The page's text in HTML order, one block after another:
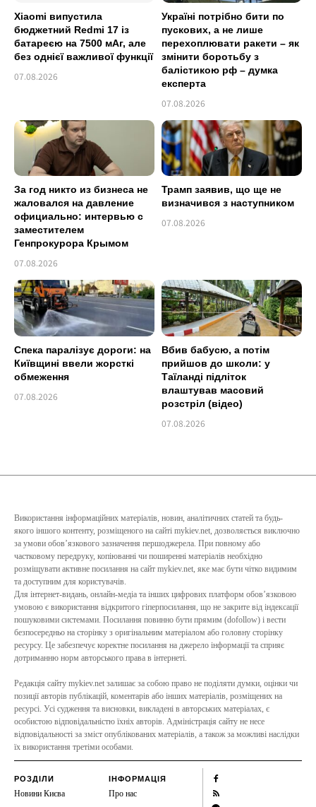
Xiaomi випустила
бюджетний Redmi 17 із
батареєю на 7500 мАг, але
без однієї важливої функції
07.08.2026
Україні потрібно бити по
пускових, а не лише
перехоплювати ракети – як
змінити боротьбу з
балістикою рф – думка
експерта
07.08.2026
За год никто из бизнеса не
жаловался на давление
официально: интервью с
заместителем
Генпрокурора Крымом
07.08.2026
Трамп заявив, що ще не
визначився з наступником
07.08.2026
Спека паралізує дороги: на
Київщині ввели жорсткі
обмеження
07.08.2026
Вбив бабусю, а потім
прийшов до школи: у
Таїланді підліток
влаштував масовий
розстріл (відео)
07.08.2026
Використання інформаційних матеріалів, новин, аналітичних статей та будь-
якого іншого контенту, розміщеного на сайті mykiev.net, дозволяється виключно
за умови обов’язкового зазначення першоджерела. При повному або
частковому передруку, копіюванні чи поширенні матеріалів необхідно
розміщувати активне посилання на сайт mykiev.net, яке має бути чітко видимим
та доступним для користувачів.
Для інтернет-видань, онлайн-медіа та інших цифрових платформ обов’язковою
умовою є використання відкритого гіперпосилання, що не закрите від індексації
пошуковими системами. Посилання повинно бути прямим (dofollow) і вести
безпосередньо на сторінку з оригінальним матеріалом або головну сторінку
ресурсу. Це забезпечує коректне посилання на джерело інформації та сприяє
дотриманню норм авторського права в інтернеті.
Редакція сайту mykiev.net залишає за собою право не поділяти думки, оцінки чи
позиції авторів публікацій, коментарів або інших матеріалів, розміщених на
ресурсі. Усі судження та висновки, викладені в авторських матеріалах, є
особистою відповідальністю їхніх авторів. Адміністрація сайту не несе
відповідальності за зміст опублікованих матеріалів, а також за можливі наслідки
їх використання третіми особами.
РОЗДІЛИ
Новини Києва
ІНФОРМАЦІЯ
Про нас